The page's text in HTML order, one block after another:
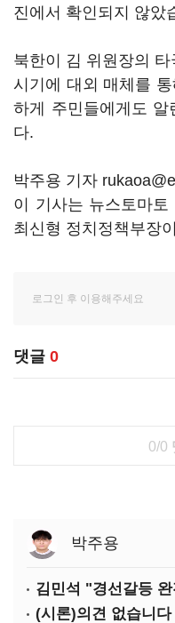
진에서 확인되지 않았
북한이 김 위원장의
시기에 대외 매체를
하게 주민들에게도 알
다.
박주용 기자
이 기사는 뉴스토마
최신형 정치정책부장
댓글 0
0/0
박주용
(시론)의견 없습니다